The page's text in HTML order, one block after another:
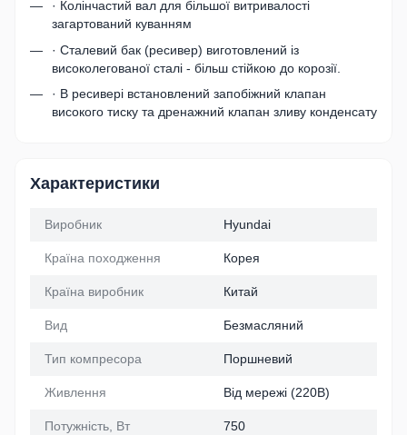
· Колінчастий вал для більшої витривалості
загартований куванням
· Сталевий бак (ресивер) виготовлений із
високолегованої сталі - більш стійкою до корозії.
· В ресивері встановлений запобіжний клапан
високого тиску та дренажний клапан зливу конденсату
Характеристики
Виробник Hyundai
Країна походження Корея
Країна виробник Китай
Вид Безмасляний
Тип компресора Поршневий
Живлення Від мережі (220В)
Потужність, Вт 750